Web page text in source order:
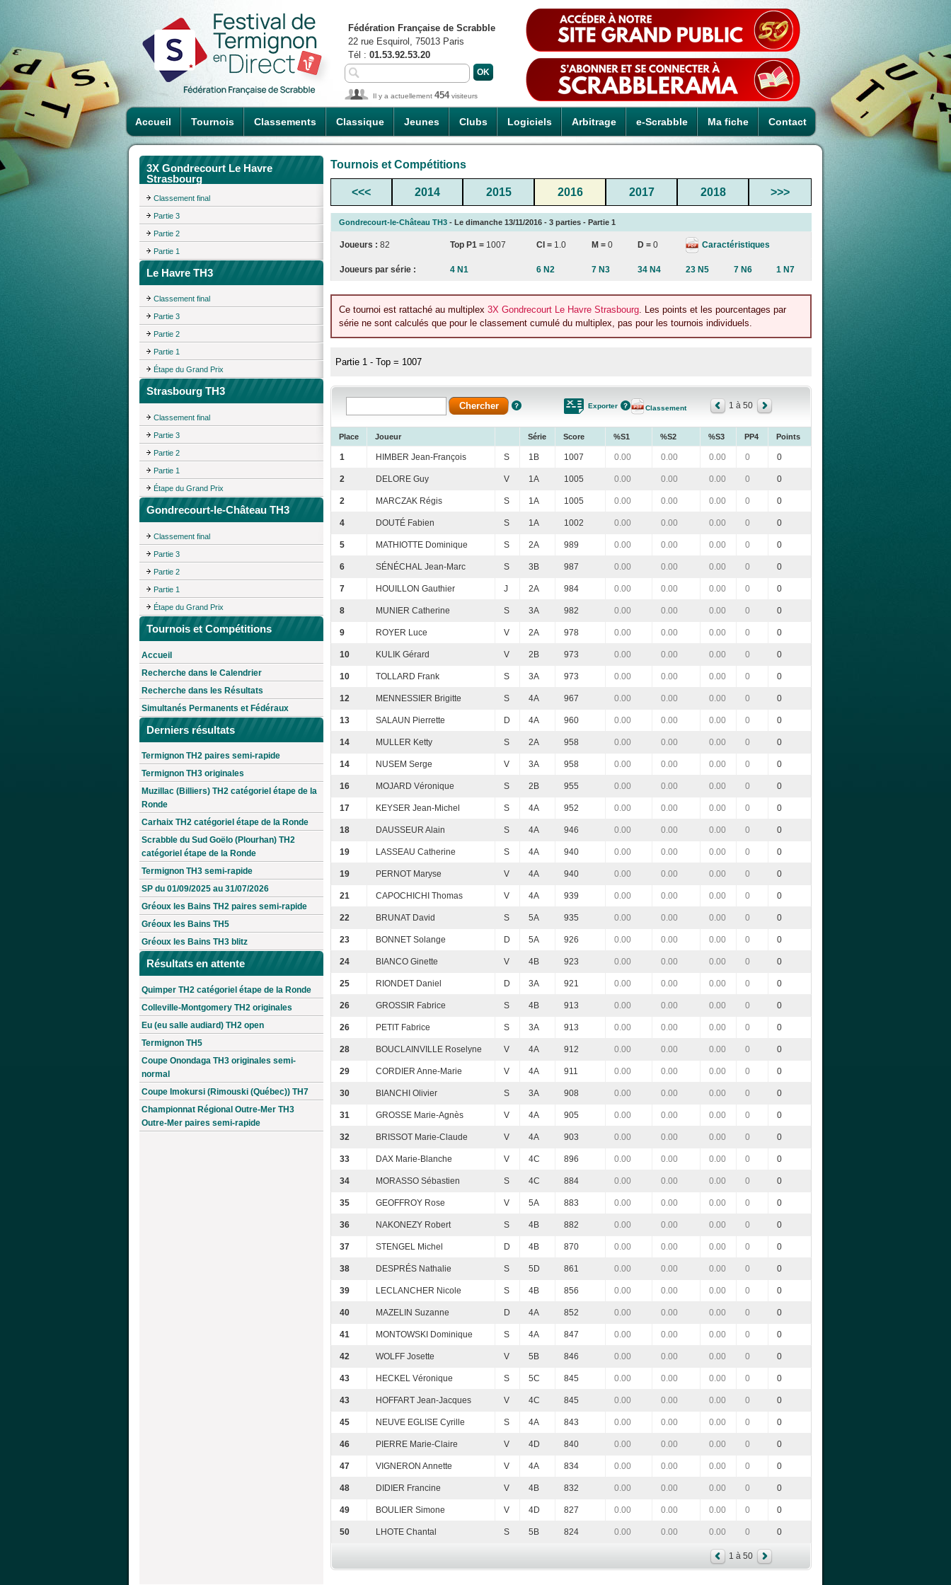
Accueil Tournois Classements Classique Jeunes Clubs Logiciels Arbitrage e-Scrabble Ma fiche Contact
Fédération Française de Scrabble
22 rue Esquirol, 75013 Paris
Tél : 01.53.92.53.20
Il y a actuellement 454visiteurs
3X Gondrecourt Le Havre
Strasbourg
Classement final
Partie 3
Partie 2
Partie 1
Le Havre TH3
Classement final
Partie 3
Partie 2
Partie 1
Étape du Grand Prix
Strasbourg TH3
Classement final
Partie 3
Partie 2
Partie 1
Étape du Grand Prix
Gondrecourt-le-Château TH3
Classement final
Partie 3
Partie 2
Partie 1
Étape du Grand Prix
Tournois et Compétitions
Accueil
Recherche dans le Calendrier
Recherche dans les Résultats
Simultanés Permanents et Fédéraux
Derniers résultats
Termignon TH2 paires semi-rapide
Termignon TH3 originales
Muzillac (Billiers) TH2 catégoriel étape de la
Ronde
Carhaix TH2 catégoriel étape de la Ronde
Scrabble du Sud Goëlo (Plourhan) TH2
catégoriel étape de la Ronde
Termignon TH3 semi-rapide
SP du 01/09/2025 au 31/07/2026
Gréoux les Bains TH2 paires semi-rapide
Gréoux les Bains TH5
Gréoux les Bains TH3 blitz
Résultats en attente
Quimper TH2 catégoriel étape de la Ronde
Colleville-Montgomery TH2 originales
Eu (eu salle audiard) TH2 open
Termignon TH5
Coupe Onondaga TH3 originales semi-
normal
Coupe Imokursi (Rimouski (Québec)) TH7
Championnat Régional Outre-Mer TH3
Outre-Mer paires semi-rapide
Tournois et Compétitions
<<< 2014 2015 2016 2017 2018 >>>
Gondrecourt-le-Château TH3 - Le dimanche 13/11/2016 - 3 parties - Partie 1
Joueurs : 82 Top P1 = 1007 CI = 1.0 M = 0 D = 0 Caractéristiques
Joueurs par série : 4 N1 6 N2 7 N3 34 N4 23 N5 7 N6 1 N7
Ce tournoi est rattaché au multiplex 3X Gondrecourt Le Havre Strasbourg. Les points et les pourcentages par
série ne sont calculés que pour le classement cumulé du multiplex, pas pour les tournois individuels.
Partie 1 - Top = 1007
Exporter Classement 1 à 50
Place Joueur Série Score %S1 %S2 %S3 PP4 Points
1 HIMBER Jean-François S 1B 1007 0.00 0.00 0.00 0 0
2 DELORE Guy V 1A 1005 0.00 0.00 0.00 0 0
2 MARCZAK Régis S 1A 1005 0.00 0.00 0.00 0 0
4 DOUTÉ Fabien S 1A 1002 0.00 0.00 0.00 0 0
5 MATHIOTTE Dominique S 2A 989 0.00 0.00 0.00 0 0
6 SÉNÉCHAL Jean-Marc S 3B 987 0.00 0.00 0.00 0 0
7 HOUILLON Gauthier J 2A 984 0.00 0.00 0.00 0 0
8 MUNIER Catherine S 3A 982 0.00 0.00 0.00 0 0
9 ROYER Luce V 2A 978 0.00 0.00 0.00 0 0
10 KULIK Gérard V 2B 973 0.00 0.00 0.00 0 0
10 TOLLARD Frank S 3A 973 0.00 0.00 0.00 0 0
12 MENNESSIER Brigitte S 4A 967 0.00 0.00 0.00 0 0
13 SALAUN Pierrette D 4A 960 0.00 0.00 0.00 0 0
14 MULLER Ketty S 2A 958 0.00 0.00 0.00 0 0
14 NUSEM Serge V 3A 958 0.00 0.00 0.00 0 0
16 MOJARD Véronique S 2B 955 0.00 0.00 0.00 0 0
17 KEYSER Jean-Michel S 4A 952 0.00 0.00 0.00 0 0
18 DAUSSEUR Alain S 4A 946 0.00 0.00 0.00 0 0
19 LASSEAU Catherine S 4A 940 0.00 0.00 0.00 0 0
19 PERNOT Maryse V 4A 940 0.00 0.00 0.00 0 0
21 CAPOCHICHI Thomas V 4A 939 0.00 0.00 0.00 0 0
22 BRUNAT David S 5A 935 0.00 0.00 0.00 0 0
23 BONNET Solange D 5A 926 0.00 0.00 0.00 0 0
24 BIANCO Ginette V 4B 923 0.00 0.00 0.00 0 0
25 RIONDET Daniel D 3A 921 0.00 0.00 0.00 0 0
26 GROSSIR Fabrice S 4B 913 0.00 0.00 0.00 0 0
26 PETIT Fabrice S 3A 913 0.00 0.00 0.00 0 0
28 BOUCLAINVILLE Roselyne V 4A 912 0.00 0.00 0.00 0 0
29 CORDIER Anne-Marie V 4A 911 0.00 0.00 0.00 0 0
30 BIANCHI Olivier S 3A 908 0.00 0.00 0.00 0 0
31 GROSSE Marie-Agnès V 4A 905 0.00 0.00 0.00 0 0
32 BRISSOT Marie-Claude V 4A 903 0.00 0.00 0.00 0 0
33 DAX Marie-Blanche V 4C 896 0.00 0.00 0.00 0 0
34 MORASSO Sébastien S 4C 884 0.00 0.00 0.00 0 0
35 GEOFFROY Rose V 5A 883 0.00 0.00 0.00 0 0
36 NAKONEZY Robert S 4B 882 0.00 0.00 0.00 0 0
37 STENGEL Michel D 4B 870 0.00 0.00 0.00 0 0
38 DESPRÉS Nathalie S 5D 861 0.00 0.00 0.00 0 0
39 LECLANCHER Nicole S 4B 856 0.00 0.00 0.00 0 0
40 MAZELIN Suzanne D 4A 852 0.00 0.00 0.00 0 0
41 MONTOWSKI Dominique S 4A 847 0.00 0.00 0.00 0 0
42 WOLFF Josette V 5B 846 0.00 0.00 0.00 0 0
43 HECKEL Véronique S 5C 845 0.00 0.00 0.00 0 0
43 HOFFART Jean-Jacques V 4C 845 0.00 0.00 0.00 0 0
45 NEUVE EGLISE Cyrille S 4A 843 0.00 0.00 0.00 0 0
46 PIERRE Marie-Claire V 4D 840 0.00 0.00 0.00 0 0
47 VIGNERON Annette V 4A 834 0.00 0.00 0.00 0 0
48 DIDIER Francine V 4B 832 0.00 0.00 0.00 0 0
49 BOULIER Simone V 4D 827 0.00 0.00 0.00 0 0
50 LHOTE Chantal S 5B 824 0.00 0.00 0.00 0 0
1 à 50